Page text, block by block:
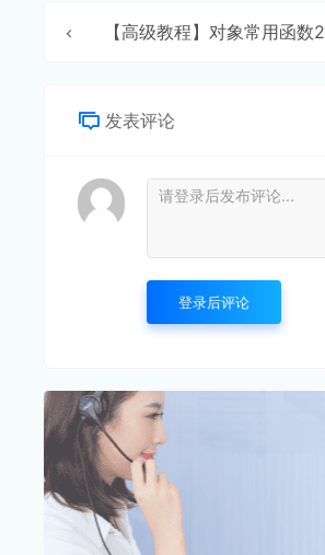
【高级教程】对象常用函数2
发表评论
登录后评论